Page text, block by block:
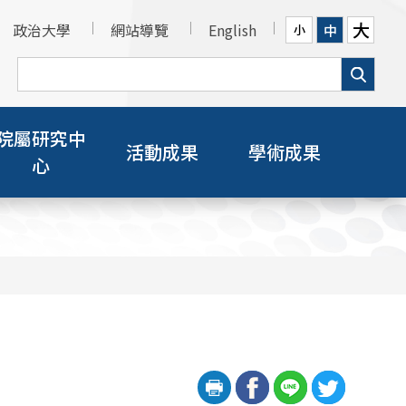
政治大學 網站導覽 English 小 中 大
屬研究中
心
活動成果 學術成果